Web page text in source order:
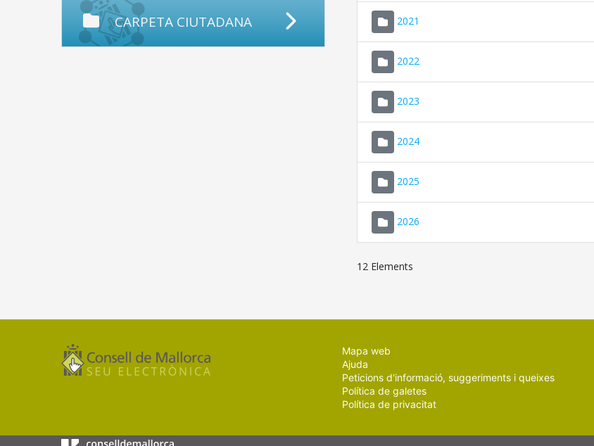
CARPETA CIUTADANA 2021
2022
2023
2024
2025
2026
12 Elements
Mapa web
Ajuda
Peticions d'informació, suggeriments i queixes
Política de galetes
Política de privacitat